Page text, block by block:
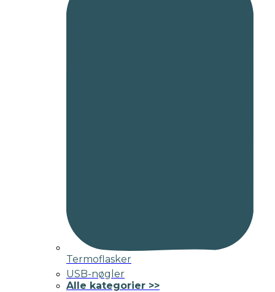
Termoflasker
USB-nøgler
Alle kategorier >>